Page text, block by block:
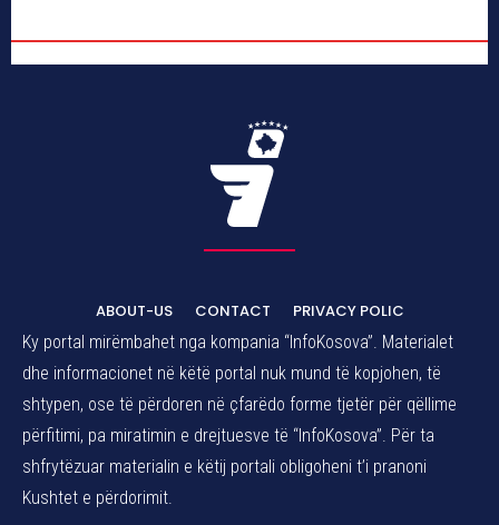
ABOUT-US CONTACT
PRIVACY POLIC
Ky portal mirëmbahet nga kompania “InfoKosova”. Materialet
dhe informacionet në këtë portal nuk mund të kopjohen, të
shtypen, ose të përdoren në çfarëdo forme tjetër për qëllime
përfitimi, pa miratimin e drejtuesve të “InfoKosova”. Për ta
shfrytëzuar materialin e këtij portali obligoheni t’i pranoni
Kushtet e përdorimit.